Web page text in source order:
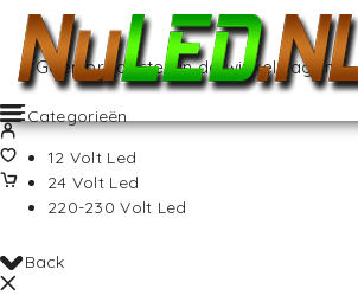
Geen producten in de winkelwagen.
Back
Categorieën
12 Volt Led
24 Volt Led
220-230 Volt Led